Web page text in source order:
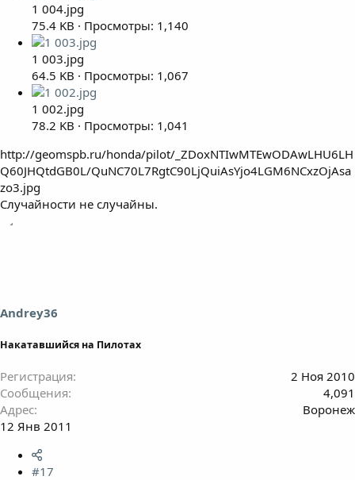
1 004.jpg
75.4 KB · Просмотры: 1,140
1 003.jpg
64.5 KB · Просмотры: 1,067
1 002.jpg
78.2 KB · Просмотры: 1,041
http://geomspb.ru/honda/pilot/_ZDoxNTIwMTEwODAwLHU6LH
Q60JHQtdGB0L/QuNC70L7RgtC90LjQuiAsYjo4LGM6NCxzOjAsa
zo3.jpg
Случайности не случайны.
Andrey36
Накатавшийся на Пилотах
Регистрация
2 Ноя 2010
Сообщения
4,091
Адрес
Воронеж
12 Янв 2011
#17